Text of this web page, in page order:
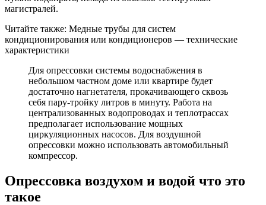
магистралей.
Читайте также: Медные трубы для систем
кондиционирования или кондиционеров — технические
характеристики
Для опрессовки системы водоснабжения в
небольшом частном доме или квартире будет
достаточно нагнетателя, прокачивающего сквозь
себя пару-тройку литров в минуту. Работа на
централизованных водопроводах и теплотрассах
предполагает использование мощных
циркуляционных насосов. Для воздушной
опрессовки можно использовать автомобильный
компрессор.
Опрессовка воздухом и водой что это
такое